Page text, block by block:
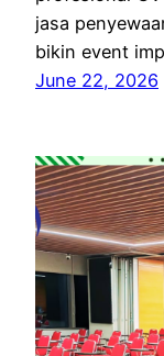
jasa
bikin event
June 22, 2026